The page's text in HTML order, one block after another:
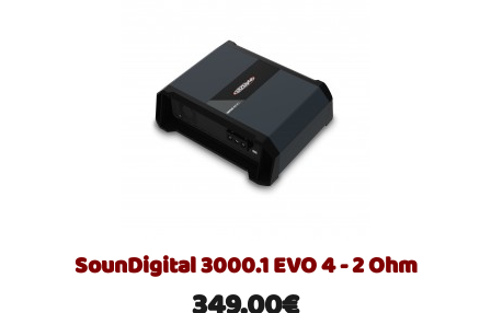
SounDigital 3000.1 EVO 4 - 2 Ohm